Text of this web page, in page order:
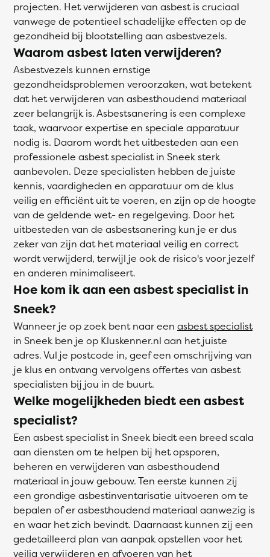
projecten. Het verwijderen van asbest is cruciaal
vanwege de potentieel schadelijke effecten op de
gezondheid bij blootstelling aan asbestvezels.
Waarom asbest laten verwijderen?
Asbestvezels kunnen ernstige
gezondheidsproblemen veroorzaken, wat betekent
dat het verwijderen van asbesthoudend materiaal
zeer belangrijk is. Asbestsanering is een complexe
taak, waarvoor expertise en speciale apparatuur
nodig is. Daarom wordt het uitbesteden aan een
professionele asbest specialist in Sneek sterk
aanbevolen. Deze specialisten hebben de juiste
kennis, vaardigheden en apparatuur om de klus
veilig en efficiënt uit te voeren, en zijn op de hoogte
van de geldende wet- en regelgeving. Door het
uitbesteden van de asbestsanering kun je er dus
zeker van zijn dat het materiaal veilig en correct
wordt verwijderd, terwijl je ook de risico's voor jezelf
en anderen minimaliseert.
Hoe kom ik aan een asbest specialist in
Sneek?
Wanneer je op zoek bent naar een asbest specialist
in Sneek ben je op Kluskenner.nl aan het juiste
adres. Vul je postcode in, geef een omschrijving van
je klus en ontvang vervolgens offertes van asbest
specialisten bij jou in de buurt.
Welke mogelijkheden biedt een asbest
specialist?
Een asbest specialist in Sneek biedt een breed scala
aan diensten om te helpen bij het opsporen,
beheren en verwijderen van asbesthoudend
materiaal in jouw gebouw. Ten eerste kunnen zij
een grondige asbestinventarisatie uitvoeren om te
bepalen of er asbesthoudend materiaal aanwezig is
en waar het zich bevindt. Daarnaast kunnen zij een
gedetailleerd plan van aanpak opstellen voor het
veilig verwijderen en afvoeren van het